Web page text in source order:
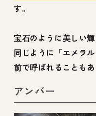
す。
宝石のように美しい
同じように「エメラ
前で呼ばれることもあ
アンバー